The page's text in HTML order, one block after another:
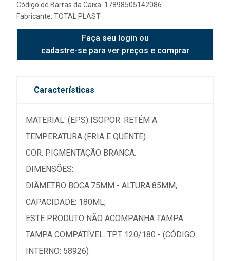
Código de Barras da Caixa: 17898505142086
Fabricante: TOTAL PLAST
Faça seu login ou
cadastre-se para ver preços e comprar
Características
MATERIAL: (EPS) ISOPOR. RETÉM A
TEMPERATURA (FRIA E QUENTE).
COR: PIGMENTAÇÃO BRANCA.
DIMENSÕES:
DIÂMETRO BOCA:75MM - ALTURA:85MM;
CAPACIDADE: 180ML;
ESTE PRODUTO NÃO ACOMPANHA TAMPA.
TAMPA COMPATÍVEL: TPT 120/180 - (CÓDIGO
INTERNO: 58926)